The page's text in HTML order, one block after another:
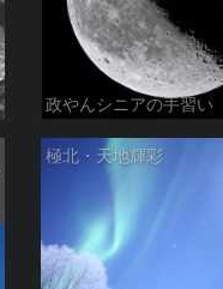
政やんシニアの手習い
極北・天地輝彩